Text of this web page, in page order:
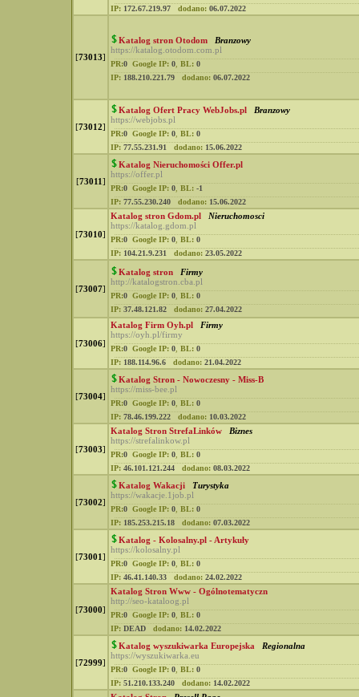
IP: 172.67.219.97 dodano: 06.07.2022
[73013]
Katalog stron Otodom
Branzowy
https://katalog.otodom.com.pl
PR:0 Google IP: 0 BL: 0
IP: 188.210.221.79 dodano: 06.07.2022
[73012]
Katalog Ofert Pracy WebJobs.pl
Branzowy
https://webjobs.pl
PR:0 Google IP: 0 BL: 0
IP: 77.55.231.91 dodano: 15.06.2022
[73011]
Katalog Nieruchomości Offer.pl
https://offer.pl
PR:0 Google IP: 0 BL: -1
IP: 77.55.230.240 dodano: 15.06.2022
[73010]
Katalog stron Gdom.pl
Nieruchomosci
https://katalog.gdom.pl
PR:0 Google IP: 0 BL: 0
IP: 104.21.9.231 dodano: 23.05.2022
[73007]
Katalog stron
Firmy
http://katalogstron.cba.pl
PR:0 Google IP: 0 BL: 0
IP: 37.48.121.82 dodano: 27.04.2022
[73006]
Katalog Firm Oyh.pl
Firmy
https://oyh.pl/firmy
PR:0 Google IP: 0 BL: 0
IP: 188.114.96.6 dodano: 21.04.2022
[73004]
Katalog Stron - Nowoczesny - Miss-B
https://miss-bee.pl
PR:0 Google IP: 0 BL: 0
IP: 78.46.199.222 dodano: 10.03.2022
[73003]
Katalog Stron StrefaLinków
Biznes
https://strefalinkow.pl
PR:0 Google IP: 0 BL: 0
IP: 46.101.121.244 dodano: 08.03.2022
[73002]
Katalog Wakacji
Turystyka
https://wakacje.1job.pl
PR:0 Google IP: 0 BL: 0
IP: 185.253.215.18 dodano: 07.03.2022
[73001]
Katalog - Kolosalny.pl - Artykuły
https://kolosalny.pl
PR:0 Google IP: 0 BL: 0
IP: 46.41.140.33 dodano: 24.02.2022
[73000]
Katalog Stron Www - Ogólnotematyczn
http://seo-kataloog.pl
PR:0 Google IP: 0 BL: 0
IP: DEAD dodano: 14.02.2022
[72999]
Katalog wyszukiwarka Europejska
Regionalna
https://wyszukiwarka.eu
PR:0 Google IP: 0 BL: 0
IP: 51.210.133.240 dodano: 14.02.2022